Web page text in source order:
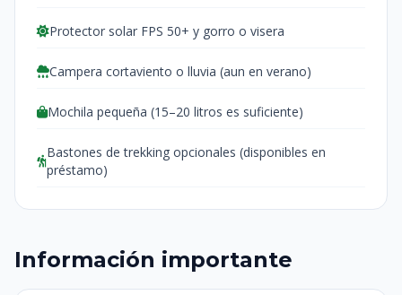
Protector solar FPS 50+ y gorro o visera
Campera cortaviento o lluvia (aun en verano)
Mochila pequeña (15–20 litros es suficiente)
Bastones de trekking opcionales (disponibles en
préstamo)
Información importante